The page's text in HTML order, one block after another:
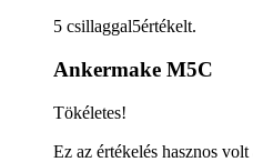
5 csillaggal5értékelt.
Ankermake M5C
Tökéletes!
Ez az értékelés hasznos volt